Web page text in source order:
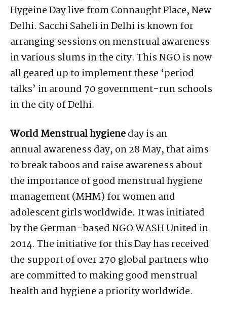
Hygeine Day live from Connaught Place, New
Delhi. Sacchi Saheli in Delhi is known for
arranging sessions on menstrual awareness
in various slums in the city. This NGO is now
all geared up to implement these ‘period
talks’ in around 70 government-run schools
in the city of Delhi.
World Menstrual hygieneday is an
annual awareness day, on 28 May, that aims
to break taboos and raise awareness about
the importance of good menstrual hygiene
management (MHM) for women and
adolescent girls worldwide. It was initiated
by the German-based NGO WASH United in
2014. The initiative for this Day has received
the support of over 270 global partners who
are committed to making good menstrual
health and hygiene a priority worldwide.